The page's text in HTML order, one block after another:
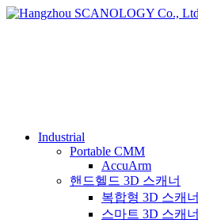
Industrial
Portable CMM
AccuArm
핸드헬드 3D 스캐너
복합형 3D 스캐너
스마트 3D 스캐너